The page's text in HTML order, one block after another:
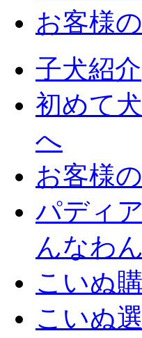
お客様
子犬紹介
初めて
へ
お客様
パディ
んなわ
こいぬ
こいぬ